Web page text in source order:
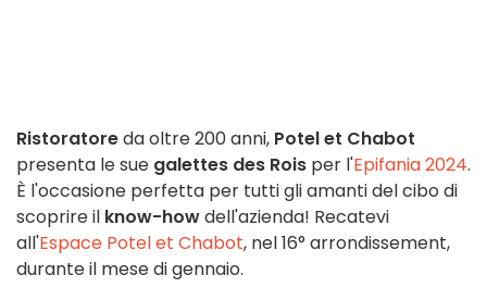
Ristoratoreda oltre 200 anni, Potel et Chabot
presenta le sue galettes des Rois per l'Epifania 2024.
È l'occasione perfetta per tutti gli amanti del cibo di
scoprire il know-howdell'azienda! Recatevi
all'Espace Potel et Chabot, nel 16° arrondissement,
durante il mese di gennaio.